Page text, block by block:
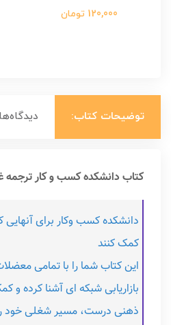
120,000 تومان
توضیحات کتاب: دیدگاه‌ها
کتاب دانشکده کسب و کار ترجمه
دانشکده کسب وکار برای
کمک کنند
این کتاب شما را با تمامی
بازاریابی شبکه ای آشنا کرده و
ذهنی درست، مسیر شغلی خود